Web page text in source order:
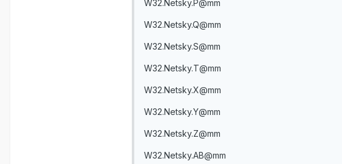
W32.Netsky.P@mm
W32.Netsky.Q@mm
W32.Netsky.S@mm
W32.Netsky.T@mm
W32.Netsky.X@mm
W32.Netsky.Y@mm
W32.Netsky.Z@mm
W32.Netsky.AB@mm